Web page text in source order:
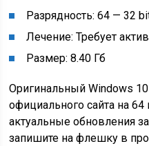
Разрядность: 64 — 32
Лечение: Требует
Размер: 8.40 Гб
Оригинальный Windows
официального сайта на
актуальные обновления
запишите на флешку в